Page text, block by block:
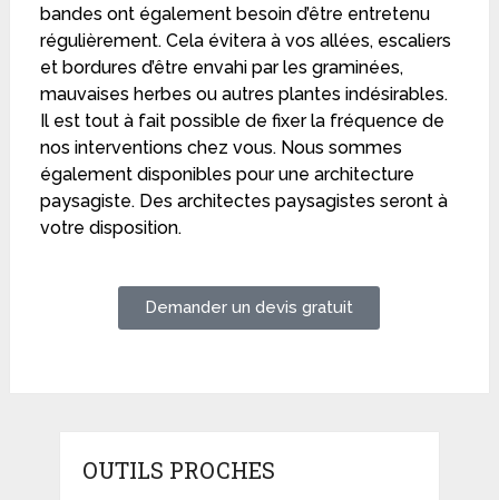
bandes ont également besoin d’être entretenu
régulièrement. Cela évitera à vos allées, escaliers
et bordures d’être envahi par les graminées,
mauvaises herbes ou autres plantes indésirables.
Il est tout à fait possible de fixer la fréquence de
nos interventions chez vous. Nous sommes
également disponibles pour une architecture
paysagiste. Des architectes paysagistes seront à
votre disposition.
Demander un devis gratuit
OUTILS PROCHES